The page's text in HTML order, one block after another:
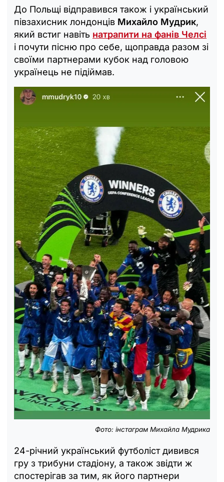
До Польщі відправився також і український
півзахисник лондонців Михайло Мудрик,
який встиг навіть натрапити на фанів Челсі
і почути пісню про себе, щоправда разом зі
своїми партнерами кубок над головою
українець не підіймав.
Фото: інстаграм Михайла Мудрика
24-річний український футболіст дивився
гру з трибуни стадіону, а також звідти ж
спостерігав за тим, як його партнери